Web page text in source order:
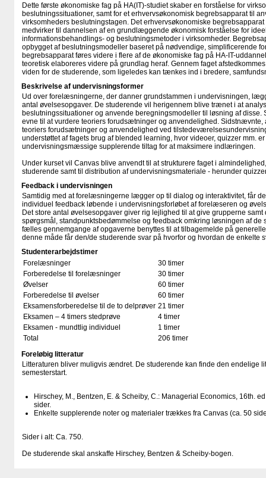
Dette første økonomiske fag på HA(IT)-studiet skaber en forståelse for
beslutningssituationer, samt for et erhvervsøkonomisk begrebsapparat til
virksomheders beslutningstagen. Det erhvervsøkonomiske
medvirker til dannelsen af en grundlæggende økonomisk forståelse for
informationsbehandlings- og beslutningsmetoder i virksomheder.
opbygget af beslutningsmodeller baseret på nødvendige, simplificerende
begrebsapparat føres videre i flere af de økonomiske fag på HA-IT-
teoretisk elaboreres videre på grundlag heraf. Gennem faget
viden for de studerende, som ligeledes kan tænkes ind i bredere,
Beskrivelse af undervisningsformer
Ud over forelæsningerne, der danner grundstammen i undervisningen,
antal øvelsesopgaver. De studerende vil herigennem blive trænet i at
beslutningssituationer og anvende beregningsmodeller til løsning af
evne til at vurdere teoriers forudsætninger og anvendelighed. Sidstnævnte,
teoriers forudsætninger og anvendelighed ved
understøttet af fagets brug af blended learning, hvor videoer, quizzer mm.
undervisningsmæssige supplerende tiltag for at maksimere indlæringen.
Under kurset vil Canvas blive anvendt til at strukturere faget i
studerende samt til distribution af undervisningsmateriale - herunder
Feedback i undervisningen
Samtidig med at forelæsningerne lægger op til dialog og interaktivitet, får
individuel feedback løbende i undervisningsforløbet af forelæseren og
Det store antal øvelsesopgaver giver rig lejlighed til at give grupperne
spørgsmål, standpunktsbedømmelse og feedback omkring løsningen af de
fælles gennemgange af opgaverne benyttes til at tilbagemelde på
denne måde får den/de studerende svar på hvorfor og hvordan de enkelte
Studenterarbejdstimer
Forelæsninger
30 timer
Forberedelse til forelæsninger
30 timer
Øvelser
60 timer
Forberedelse til øvelser
60 timer
Eksamensforberedelse til de to delprøver 21 timer
Eksamen – 4 timers stedprøve
4 timer
Eksamen - mundtlig individuel
1 timer
Total
206 timer
Foreløbig litteratur
​Litteraturen bliver muligvis ændret. De studerende kan finde den endelige
semesterstart.
Hirschey, M., Bentzen, E. & Scheiby, C.: Managerial Economics, 16th.
sider.
Enkelte supplerende noter og materialer trækkes fra Canvas (ca. 50
Sider i alt: Ca. 750.
De studerende skal anskaffe Hirschey, Bentzen & Scheiby-bogen.